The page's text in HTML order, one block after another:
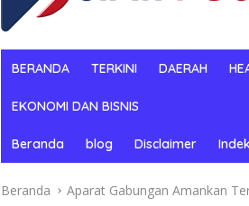
BERANDA TERKINI DAERAH
EKONOMI DAN BISNIS
Beranda blog Disclaimer
Beranda Aparat Gabungan Amankan